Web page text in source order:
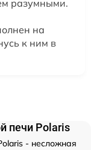
разумными.
на
к ним в
печи Polaris
- несложная